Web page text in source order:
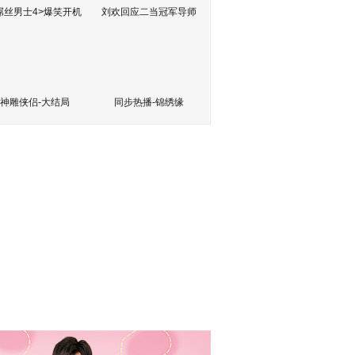
丝男士4>爆笑开机 刘欢回应二当冠军导师
神雕侠侣-大结局 同步热播-锦绣缘